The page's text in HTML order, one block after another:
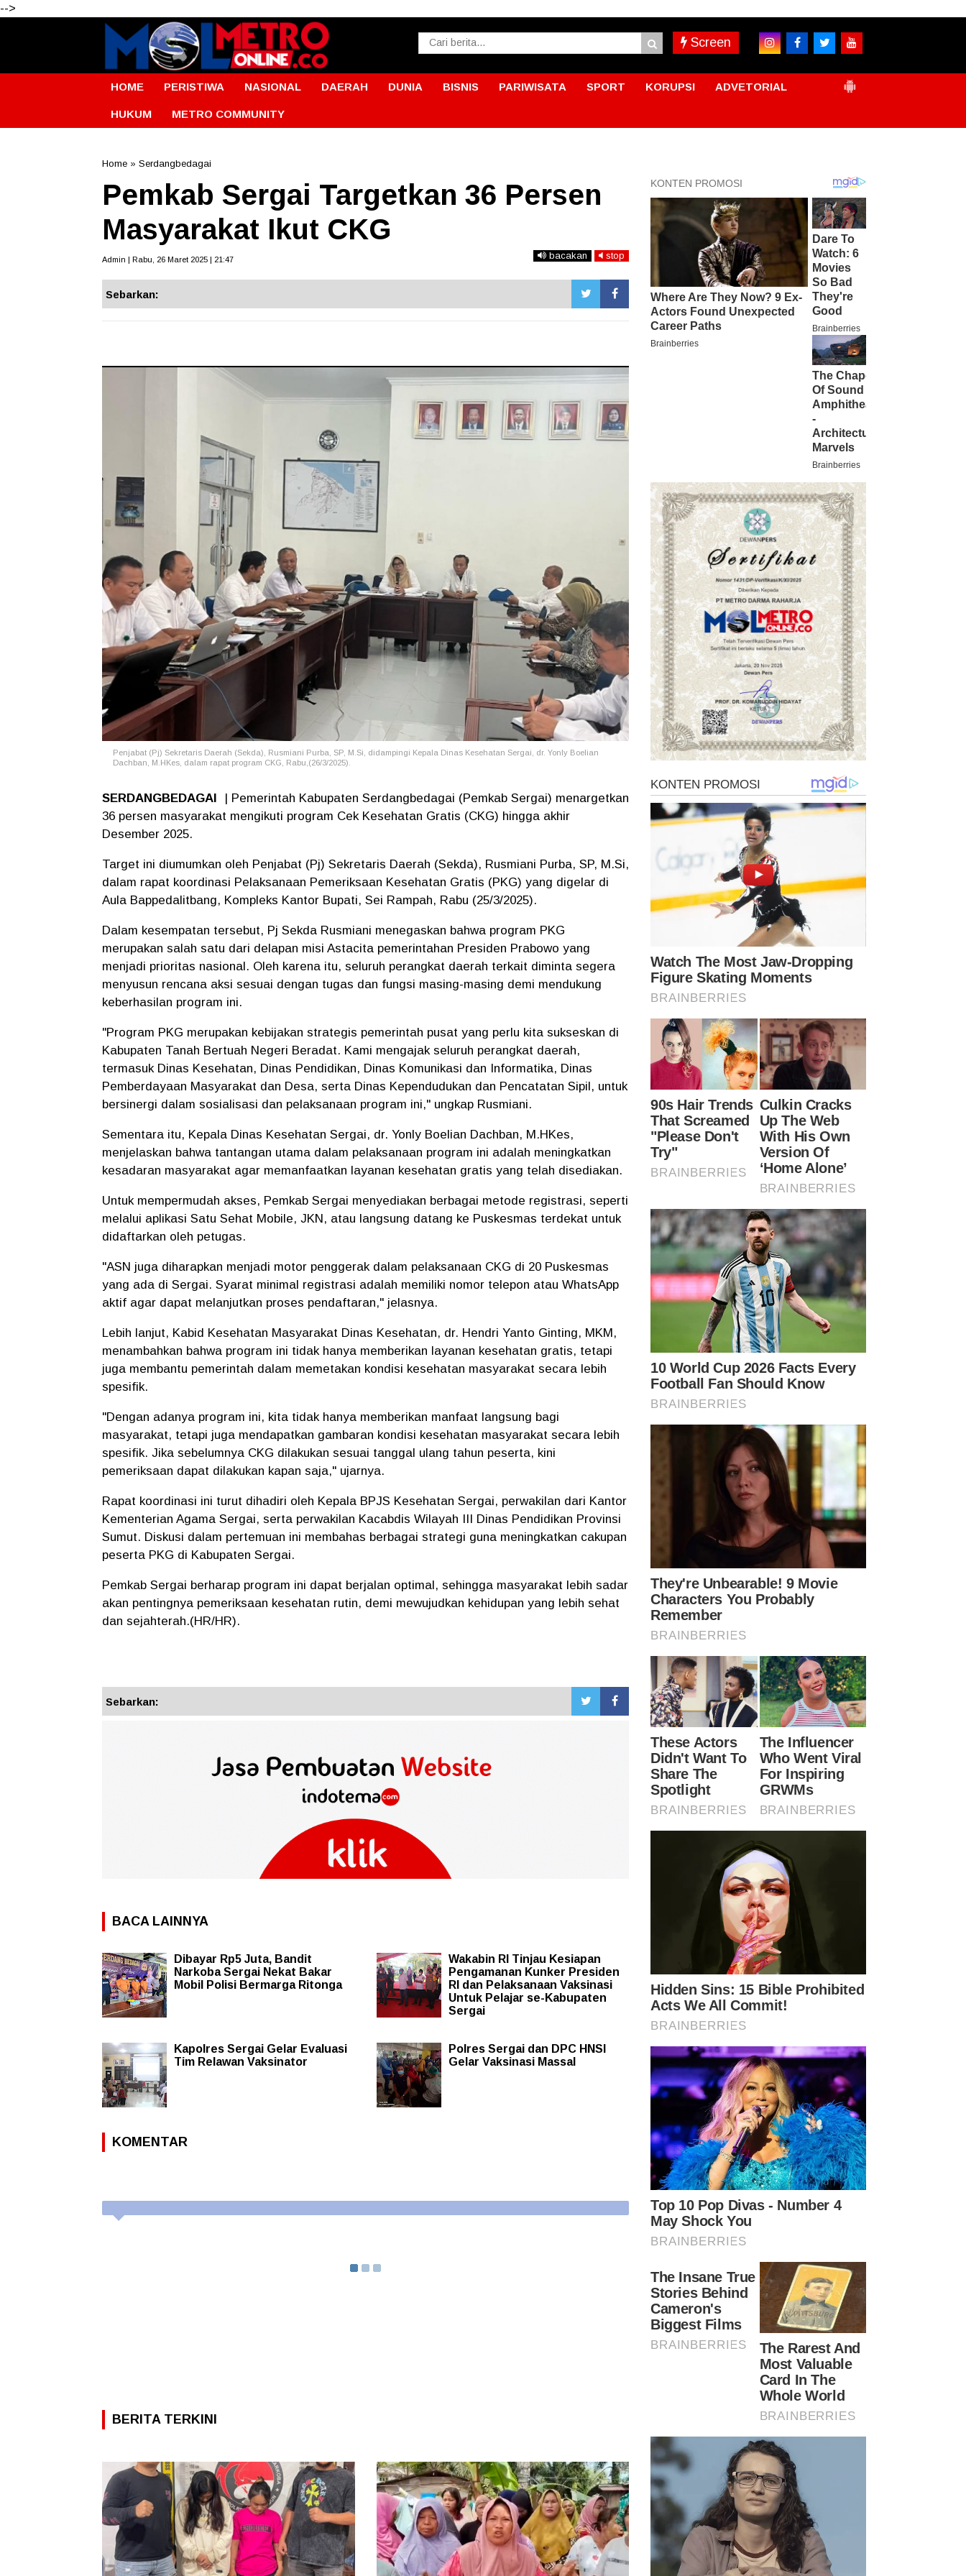
-->
Screen
HOME PERISTIWA NASIONAL DAERAH DUNIA BISNIS PARIWISATA SPORT KORUPSI ADVETORIAL
HUKUM METRO COMMUNITY
Home » Serdangbedagai
Pemkab Sergai Targetkan 36 Persen
Masyarakat Ikut CKG
Admin | Rabu, 26 Maret 2025 | 21:47 bacakan stop
Sebarkan:
Penjabat (Pj) Sekretaris Daerah (Sekda), Rusmiani Purba, SP, M.Si, didampingi Kepala Dinas Kesehatan Sergai, dr. Yonly Boelian
Dachban, M.HKes, dalam rapat program CKG, Rabu,(26/3/2025).
SERDANGBEDAGAI
| Pemerintah Kabupaten Serdangbedagai (Pemkab Sergai) menargetkan
36 persen masyarakat mengikuti program Cek Kesehatan Gratis (CKG) hingga akhir
Desember 2025.
Target ini diumumkan oleh Penjabat (Pj) Sekretaris Daerah (Sekda), Rusmiani Purba, SP, M.Si,
dalam rapat koordinasi Pelaksanaan Pemeriksaan Kesehatan Gratis (PKG) yang digelar di
Aula Bappedalitbang, Kompleks Kantor Bupati, Sei Rampah, Rabu (25/3/2025).
Dalam kesempatan tersebut, Pj Sekda Rusmiani menegaskan bahwa program PKG
merupakan salah satu dari delapan misi Astacita pemerintahan Presiden Prabowo yang
menjadi prioritas nasional. Oleh karena itu, seluruh perangkat daerah terkait diminta segera
menyusun rencana aksi sesuai dengan tugas dan fungsi masing-masing demi mendukung
keberhasilan program ini.
"Program PKG merupakan kebijakan strategis pemerintah pusat yang perlu kita sukseskan di
Kabupaten Tanah Bertuah Negeri Beradat. Kami mengajak seluruh perangkat daerah,
termasuk Dinas Kesehatan, Dinas Pendidikan, Dinas Komunikasi dan Informatika, Dinas
Pemberdayaan Masyarakat dan Desa, serta Dinas Kependudukan dan Pencatatan Sipil, untuk
bersinergi dalam sosialisasi dan pelaksanaan program ini," ungkap Rusmiani.
Sementara itu, Kepala Dinas Kesehatan Sergai, dr. Yonly Boelian Dachban, M.HKes,
menjelaskan bahwa tantangan utama dalam pelaksanaan program ini adalah meningkatkan
kesadaran masyarakat agar memanfaatkan layanan kesehatan gratis yang telah disediakan.
Untuk mempermudah akses, Pemkab Sergai menyediakan berbagai metode registrasi, seperti
melalui aplikasi Satu Sehat Mobile, JKN, atau langsung datang ke Puskesmas terdekat untuk
didaftarkan oleh petugas.
"ASN juga diharapkan menjadi motor penggerak dalam pelaksanaan CKG di 20 Puskesmas
yang ada di Sergai. Syarat minimal registrasi adalah memiliki nomor telepon atau WhatsApp
aktif agar dapat melanjutkan proses pendaftaran," jelasnya.
Lebih lanjut, Kabid Kesehatan Masyarakat Dinas Kesehatan, dr. Hendri Yanto Ginting, MKM,
menambahkan bahwa program ini tidak hanya memberikan layanan kesehatan gratis, tetapi
juga membantu pemerintah dalam memetakan kondisi kesehatan masyarakat secara lebih
spesifik.
"Dengan adanya program ini, kita tidak hanya memberikan manfaat langsung bagi
masyarakat, tetapi juga mendapatkan gambaran kondisi kesehatan masyarakat secara lebih
spesifik. Jika sebelumnya CKG dilakukan sesuai tanggal ulang tahun peserta, kini
pemeriksaan dapat dilakukan kapan saja," ujarnya.
Rapat koordinasi ini turut dihadiri oleh Kepala BPJS Kesehatan Sergai, perwakilan dari Kantor
Kementerian Agama Sergai, serta perwakilan Kacabdis Wilayah III Dinas Pendidikan Provinsi
Sumut. Diskusi dalam pertemuan ini membahas berbagai strategi guna meningkatkan cakupan
peserta PKG di Kabupaten Sergai.
Pemkab Sergai berharap program ini dapat berjalan optimal, sehingga masyarakat lebih sadar
akan pentingnya pemeriksaan kesehatan rutin, demi mewujudkan kehidupan yang lebih sehat
dan sejahterah.(HR/HR).
Sebarkan:
BACA LAINNYA
Dibayar Rp5 Juta, Bandit
Narkoba Sergai Nekat Bakar
Mobil Polisi Bermarga Ritonga
Wakabin RI Tinjau Kesiapan
Pengamanan Kunker Presiden
RI dan Pelaksanaan Vaksinasi
Untuk Pelajar se-Kabupaten
Sergai
Kapolres Sergai Gelar Evaluasi
Tim Relawan Vaksinator
Polres Sergai dan DPC HNSI
Gelar Vaksinasi Massal
KOMENTAR
BERITA TERKINI